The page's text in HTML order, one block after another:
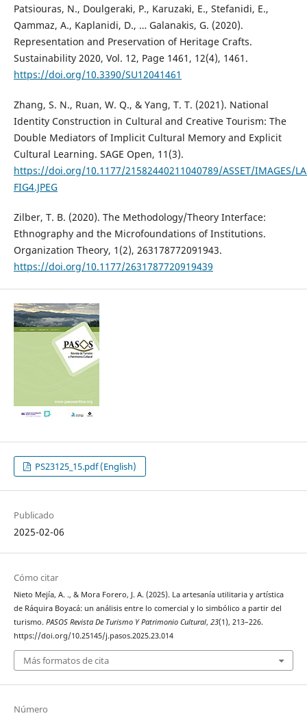
Patsiouras, N., Doulgeraki, P., Karuzaki, E., Stefanidi, E.,
Qammaz, A., Kaplanidi, D., … Galanakis, G. (2020).
Representation and Preservation of Heritage Crafts.
Sustainability 2020, Vol. 12, Page 1461, 12(4), 1461.
https://doi.org/10.3390/SU12041461
Zhang, S. N., Ruan, W. Q., & Yang, T. T. (2021). National
Identity Construction in Cultural and Creative Tourism: The
Double Mediators of Implicit Cultural Memory and Explicit
Cultural Learning. SAGE Open, 11(3).
https://doi.org/10.1177/21582440211040789/ASSET/IMAGES/
FIG4.JPEG
Zilber, T. B. (2020). The Methodology/Theory Interface:
Ethnography and the Microfoundations of Institutions.
Organization Theory, 1(2), 263178772091943.
https://doi.org/10.1177/2631787720919439
PS23125_15.pdf (English)
Publicado
2025-02-06
Cómo citar
Nieto Mejía, A. ., & Mora Forero, J. A. (2025). La artesanía utilitaria y artística
de Ráquira Boyacá: un análisis entre lo comercial y lo simbólico a partir del
turismo. PASOS Revista De Turismo Y Patrimonio Cultural, 23(1), 213–226.
https://doi.org/10.25145/j.pasos.2025.23.014
Más formatos de cita
Número